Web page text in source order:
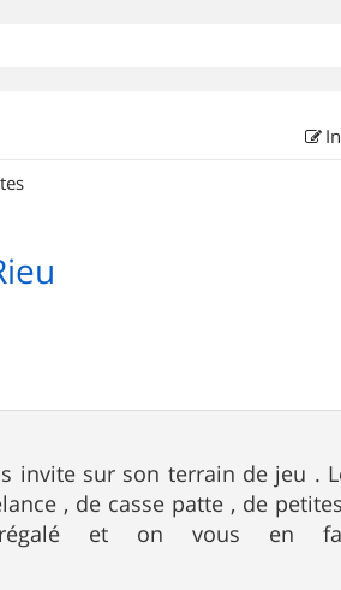
invite sur son terrain de jeu .
, de casse patte , de
et on vous en